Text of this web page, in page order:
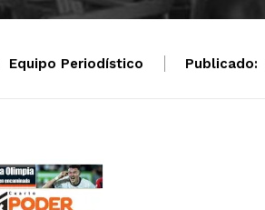
Equipo Periodístico Publicado: